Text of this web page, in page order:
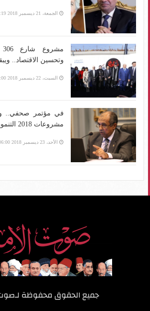
الجمعة، 21 ديسمبر 2018 10:19 م
وتحسين الاقتصاد..
السبت، 22 ديسمبر 2018 01:00 م
في مؤتمر صحفي..
مشروعات 2018 التنموية
الأحد، 23 ديسمبر 2018 06:00 م
جميع الحقوق محفوظة لـ